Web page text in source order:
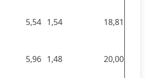
5,54 1,54 18,81
5,96 1,48 20,00